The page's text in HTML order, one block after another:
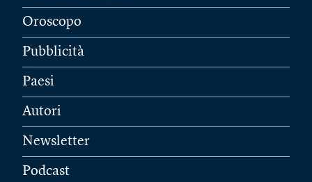
Oroscopo
Pubblicità
Paesi
Autori
Newsletter
Podcast